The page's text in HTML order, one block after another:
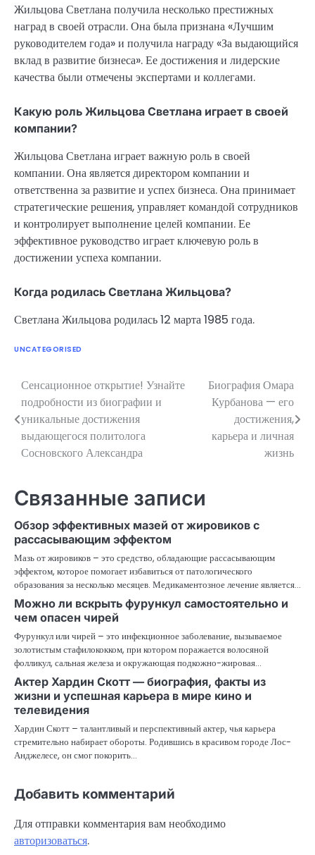
Жильцова Светлана получила несколько престижных
наград в своей отрасли. Она была признана «Лучшим
руководителем года» и получила награду «За выдающийся
вклад в развитие бизнеса». Ее достижения и лидерские
качества были отмечены экспертами и коллегами.
Какую роль Жильцова Светлана играет в своей
компании?
Жильцова Светлана играет важную роль в своей
компании. Она является директором компании и
ответственна за развитие и успех бизнеса. Она принимает
стратегические решения, управляет командой сотрудников
и контролирует выполнение целей компании. Ее
эффективное руководство играет ключевую роль в
достижении успеха компании.
Когда родилась Светлана Жильцова?
Светлана Жильцова родилась 12 марта 1985 года.
UNCATEGORISED
Навигация
по
записям
Сенсационное открытие! Узнайте
подробности из биографии и
уникальные достижения
выдающегося политолога
Сосновского Александра
Биография Омара
Курбанова — его
достижения,
карьера и личная
жизнь
Связанные записи
Обзор эффективных мазей от жировиков с
рассасывающим эффектом
Мазь от жировиков – это средство, обладающие рассасывающим
эффектом, которое помогает избавиться от патологического
образования за несколько месяцев. Медикаментозное лечение является…
Можно ли вскрыть фурункул самостоятельно и
чем опасен чирей
Фурункул или чирей – это инфекционное заболевание, вызываемое
золотистым стафилококком, при котором поражается волосяной
фолликул, сальная железа и окружающая подкожно-жировая…
Актер Хардин Скотт — биография, факты из
жизни и успешная карьера в мире кино и
телевидения
Хардин Скотт – талантливый и перспективный актер, чья карьера
стремительно набирает обороты. Родившись в красивом городе Лос-
Анджелесе, он смог покорить…
Добавить комментарий
Для отправки комментария вам необходимо
авторизоваться.